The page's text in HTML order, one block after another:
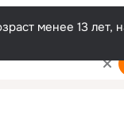
менее 13